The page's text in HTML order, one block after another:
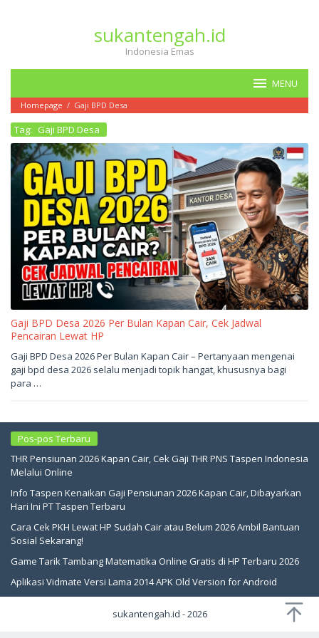
sukantengah.id
Indonesia Emas
MENU
Homepage / Gaji BPD Desa
Tag: Gaji BPD Desa
Gaji BPD Desa 2026 Per Bulan Kapan Cair, Cek Jadwal
Pencairan Lewat HP
Mei
16,
2026
sukantengah
Gaji BPD Desa 2026 Per Bulan Kapan Cair – Pertanyaan mengenai
gaji bpd desa 2026 selalu menjadi topik hangat, khususnya bagi
para …
Pos-pos Terbaru
THR Pensiunan 2026 Kapan Cair, Cek Gaji THR PNS Taspen Indonesia
Melalui Online
Info Taspen Kenaikan Gaji Pensiunan 2026 Kapan Cair, Dibayarkan
Hari Ini PT Taspen Terbaru
Cara Cek PKH Lewat HP Sudah Cair atau Belum 2026 Ambil Bantuan
Sosial Sekarang!
Game Tarik Tambang Matematika Online Gratis di HP Terbaru 2026
Aplikasi Vidmate Versi Lama 2014 APK Old Version for Android
sukantengah.id - 2026